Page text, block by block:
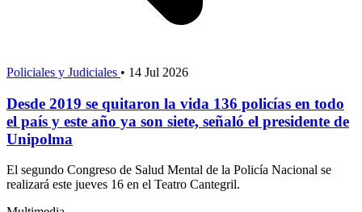
Policiales y Judiciales • 14 Jul 2026
Desde 2019 se quitaron la vida 136 policías en todo
el país y este año ya son siete, señaló el presidente de
Unipolma
El segundo Congreso de Salud Mental de la Policía Nacional se
realizará este jueves 16 en el Teatro Cantegril.